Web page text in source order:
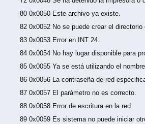
80 0x0050 Este archivo ya existe.
82 0x0052 No se puede crear el directorio
83 0x0053 Error en INT 24.
84 0x0054 No hay lugar disponible para
85 0x0055 Ya se está utilizando el
86 0x0056 La contraseña de red
87 0x0057 El parámetro no es correcto.
88 0x0058 Error de escritura en la red.
89 0x0059 Es sistema no puede iniciar